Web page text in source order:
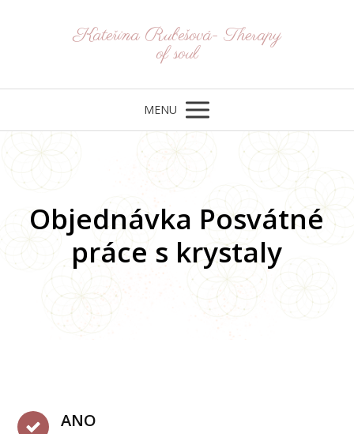
Kateřina Rubešová- Therapy
of soul
MENU
Objednávka Posvátné
práce s krystaly
ANO